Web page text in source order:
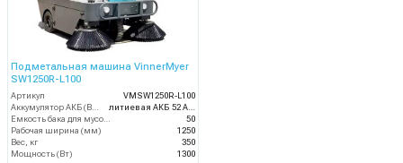
Подметальная машина VinnerMyer
SW1250R-L100
Артикул
VMSW1250R-L100
Аккумулятор АКБ (В/А·ч)
литиевая АКБ 52 Ач С2
Емкость бака для мусора (л)
50
Рабочая ширина (мм)
1250
Вес, кг
350
Мощность (Вт)
1300